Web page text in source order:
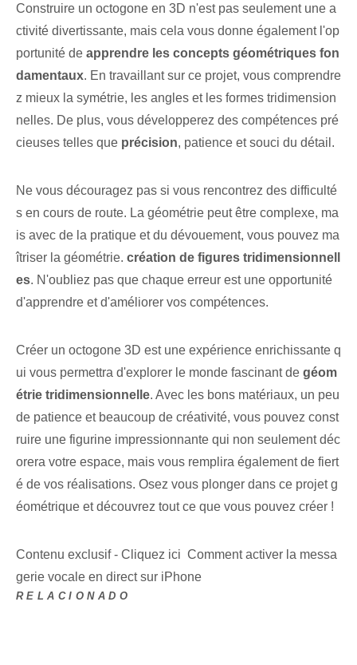
Construire un octogone en ⁣3D⁣ n'est pas seulement une a
ctivité ⁢divertissante, mais cela vous donne également l'op
portunité de apprendre les concepts géométriques fon
damentaux. En travaillant sur ce projet, vous comprendre
z mieux la symétrie, les angles et les formes tridimension
nelles. De plus, vous développerez des compétences pré
cieuses‌ telles que précision,⁤ patience et souci du détail.
Ne vous découragez pas si vous rencontrez des difficulté
s en cours de route. La géométrie peut être complexe, ma
is avec de la pratique et du dévouement, vous pouvez ma
îtriser la géométrie. création de figures tridimensionnell
es. N'oubliez pas que chaque erreur est une opportunité
d'apprendre et d'améliorer vos compétences.
Créer un octogone 3D est ⁢une expérience enrichissante q
ui vous permettra d'explorer le ⁢monde fascinant de géom
étrie tridimensionnelle. Avec les bons matériaux, un peu
de patience et beaucoup de créativité,⁤ vous pouvez⁢ const
ruire une figurine impressionnante qui non seulement déc
orera votre espace, mais vous remplira également de fiert
é de vos réalisations. Osez vous plonger dans ce projet g
éométrique et découvrez tout ce que vous pouvez créer !
Contenu exclusif - Cliquez ici Comment activer la messa
gerie vocale en direct sur iPhone
RELACIONADO